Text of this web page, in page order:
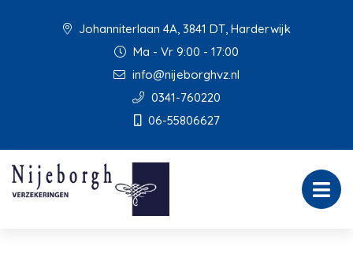
Johanniterlaan 4A, 3841 DT, Harderwijk
Ma - Vr 9:00 - 17:00
info@nijeborghvz.nl
0341-760220
06-55806627